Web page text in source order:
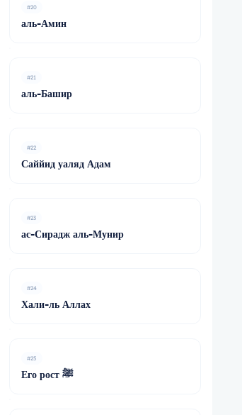
#20
аль-Амин
#21
аль-Башир
#22
Саййид уаляд Адам
#23
ас-Сирадж аль-Мунир
#24
Хали-ль Аллах
#25
Его рост ﷺ